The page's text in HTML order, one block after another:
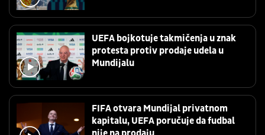
UEFA bojkotuje takmičenja u znak
protesta protiv prodaje udela u
Mundijalu
FIFA otvara Mundijal privatnom
kapitalu, UEFA poručuje da fudbal